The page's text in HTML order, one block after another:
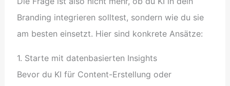
Branding integrieren solltest, sondern wie du sie
am besten einsetzt. Hier sind konkrete Ansätze:
1. Starte mit datenbasierten Insights
Bevor du KI für Content-Erstellung oder